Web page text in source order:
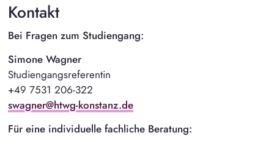
Kontakt
Bei Fragen zum Studiengang:
Simone Wagner
Studiengangsreferentin
+49 7531 206-322
swagner@htwg-konstanz.de
Für eine individuelle fachliche Beratung: